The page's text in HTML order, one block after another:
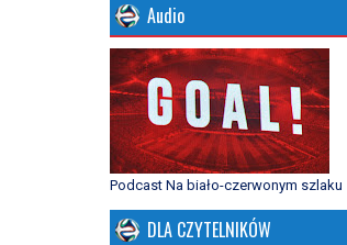
Audio
Podcast Na biało-czerwonym szlaku
DLA CZYTELNIKÓW